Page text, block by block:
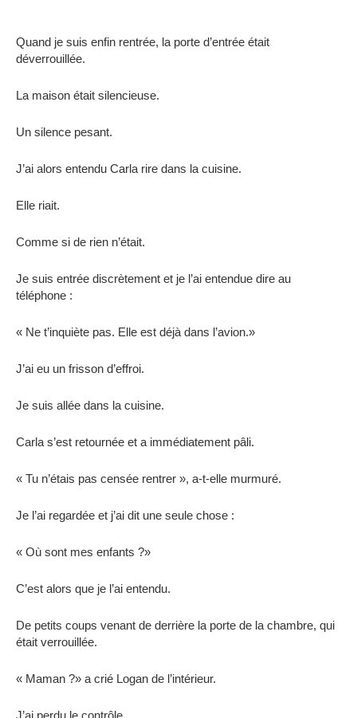
Quand je suis enfin rentrée, la porte d’entrée était
déverrouillée.
La maison était silencieuse.
Un silence pesant.
J’ai alors entendu Carla rire dans la cuisine.
Elle riait.
Comme si de rien n’était.
Je suis entrée discrètement et je l’ai entendue dire au
téléphone :
« Ne t’inquiète pas. Elle est déjà dans l’avion.»
J’ai eu un frisson d’effroi.
Je suis allée dans la cuisine.
Carla s’est retournée et a immédiatement pâli.
« Tu n’étais pas censée rentrer », a-t-elle murmuré.
Je l’ai regardée et j’ai dit une seule chose :
« Où sont mes enfants ?»
C’est alors que je l’ai entendu.
De petits coups venant de derrière la porte de la chambre, qui
était verrouillée.
« Maman ?» a crié Logan de l’intérieur.
J’ai perdu le contrôle.